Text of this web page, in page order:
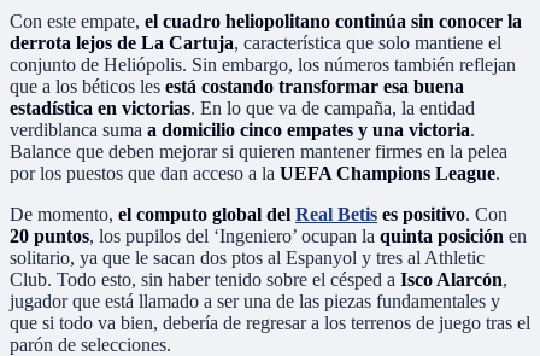
Con este empate, el cuadro heliopolitano continúa sin conocer la
derrota lejos de La Cartuja, característica que solo mantiene el
conjunto de Heliópolis. Sin embargo, los números también reflejan
que a los béticos les está costando transformar esa buena
estadística en victorias. En lo que va de campaña, la entidad
verdiblanca suma a domicilio cinco empates y una victoria.
Balance que deben mejorar si quieren mantener firmes en la pelea
por los puestos que dan acceso a la UEFA Champions League.
De momento, el computo global del Real Betis es positivo. Con
20 puntos, los pupilos del ‘Ingeniero’ ocupan la quinta posición en
solitario, ya que le sacan dos ptos al Espanyol y tres al Athletic
Club. Todo esto, sin haber tenido sobre el césped a Isco Alarcón,
jugador que está llamado a ser una de las piezas fundamentales y
que si todo va bien, debería de regresar a los terrenos de juego tras el
parón de selecciones.